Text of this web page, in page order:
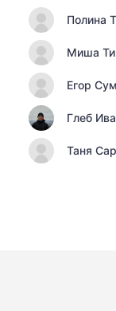
Полина
Миша
Егор
Глеб
Таня